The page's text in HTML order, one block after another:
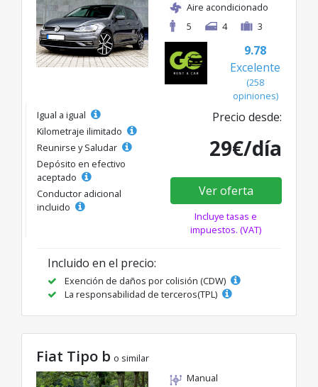
Aire acondicionado
5
4 3
9.78
Excelente
(258
opiniones)
Igual a igual
Kilometraje ilimitado
Reunirse y Saludar
Depósito en efectivo
aceptado
Conductor adicional
incluido
Precio desde:
29€/día
Ver oferta
Incluye tasas e
impuestos. (VAT)
Incluido en el precio:
Exención de daños por colisión (CDW)
La responsabilidad de terceros(TPL)
Fiat Tipo b o similar
Manual